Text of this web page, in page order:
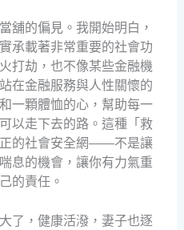
舖的偏見。我開始明白，
承載著非常重要的社會功
打劫，也不像某些金融機
在金融服務與人性關懷的
一顆體恤的心，幫助每一
以走下去的路。這種「救
的社會安全網——不是讓
息的機會，讓你有力氣重
的責任。
了，健康活潑，妻子也逐